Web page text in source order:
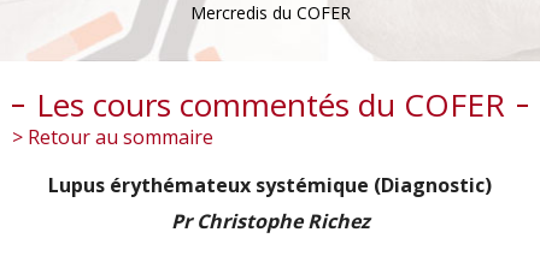
Mercredis du COFER
Les cours commentés du COFER
> Retour au sommaire
Lupus érythémateux systémique (Diagnostic)
Pr Christophe Richez